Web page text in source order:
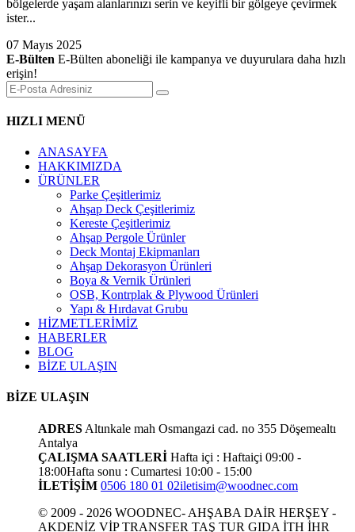
bölgelerde yaşam alanlarınızı serin ve keyifli bir gölgeye çevirmek
ister...
07 Mayıs 2025
E-Bülten E-Bülten aboneliği ile kampanya ve duyurulara daha hızlı
erişin!
HIZLI MENÜ
ANASAYFA
HAKKIMIZDA
ÜRÜNLER
Parke Çeşitlerimiz
Ahşap Deck Çeşitlerimiz
Kereste Çeşitlerimiz
Ahşap Pergole Ürünler
Deck Montaj Ekipmanları
Ahşap Dekorasyon Ürünleri
Boya & Vernik Ürünleri
OSB, Kontrplak & Plywood Ürünleri
Yapı & Hırdavat Grubu
HİZMETLERİMİZ
HABERLER
BLOG
BİZE ULAŞIN
BİZE ULAŞIN
ADRES Altınkale mah Osmangazi cad. no 355 Döşemealtı
Antalya
ÇALIŞMA SAATLERİ Hafta içi : Haftaiçi 09:00 -
18:00Hafta sonu : Cumartesi 10:00 - 15:00
İLETİŞİM 0506 180 01 02iletisim@woodnec.com
© 2009 - 2026 WOODNEC- AHŞABA DAİR HERŞEY -
AKDENİZ VİP TRANSFER TAŞ TUR GIDA İTH İHR